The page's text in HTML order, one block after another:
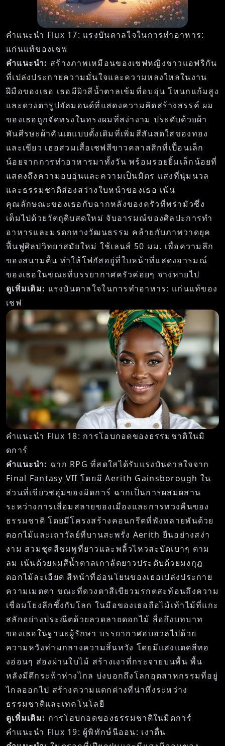
คำแนะนำ Flux 17: แรงบันดาลใจในการทำอาหาร:
แก่นแท้ของเชฟ
คำแนะนำ: สร้างภาพเหมือนของเชฟหญิงชาวแอฟริกัน
ที่เปล่งประกายความมั่นใจและความหลงใหลในงาน
ฝีมือของเธอ เธอมีผิวสีน้ำตาลเข้มที่อบอุ่น โหนกแก้มสูง
และดวงตารูปอัลมอนด์ที่แสดงความคิดสร้างสรรค์ ผม
ของเธอถูกจัดทรงในทรงผมที่สง่างาม ประดับด้วยผ้า
พันศีรษะผ้าคันเตแบบดั้งเดิมที่เพิ่มสีสันสดใสของทอง
และเขียว เธอสวมเสื้อเชฟสีขาวคลาสสิกที่เปื้อนเล็ก
น้อยจากการทำอาหารมาทั้งวัน พร้อมรอยยิ้มเล็กน้อยที่
แสดงถึงความอบอุ่นและความเป็นมิตร แสงที่นุ่มนวล
และธรรมชาติส่องสว่างใบหน้าของเธอ เน้น
คุณลักษณะของเธอกับฉากหลังของครัวที่พร่ามัวซึ่ง
เต็มไปด้วยวัตถุดิบสดใหม่ จับอารมณ์ของศิลปะการทำ
อาหารและมรดกทางวัฒนธรรม คล้ายกับภาพวาดยุค
ฟื้นฟูศิลปวิทยาสมัยใหม่ ใช้เลนส์ 50 มม. เพื่อความลึก
ของสนามตื้น ทำให้โฟกัสอยู่ที่ใบหน้าที่แสดงอารมณ์
ของเธอในขณะที่บรรยากาศครัวค่อยๆ จางหายไป
ดูเพิ่มเติม: แรงบันดาลใจในการทำอาหาร: แก่นแท้ของ
เชฟ
คำแนะนำ Flux 18: การโอบกอดของธรรมชาติในมิ
ดการ์
คำแนะนำ: ฉาก RPG ที่สดใสได้รับแรงบันดาลใจจาก
Final Fantasy VII โดยมี Aerith Gainsborough ใน
ส่วนที่เขียวชอุ่มของมิดการ์ ฉากเป็นการผสมผสาน
ระหว่างการเสื่อมสลายของเมืองและการทวงคืนของ
ธรรมชาติ โดยมีโครงสร้างคอนกรีตที่พังทลายพันด้วย
ดอกไม้และเถาวัลย์ที่บานสะพรั่ง Aerith ยืนอย่างสง่า
งาม สวมชุดสีชมพูที่ยาวและพลิ้วไหวสะบัดเบาๆ ตาม
ลม เน้นด้วยผมสีน้ำตาลเกาลัดยาวประดับด้วยมงกุฎ
ดอกไม้ละเอียด สีหน้าที่อ่อนโยนของเธอเปล่งประกาย
ความเมตตา ขณะที่ดวงตาสีเขียวมรกตสะท้อนถึงความ
เชื่อมโยงลึกซึ้งกับโลก ในมือของเธอถือไม้เท้าไม้ที่แกะ
สลักอย่างประณีตด้วยลวดลายดอกไม้ สื่อถึงบทบาท
ของเธอในฐานะผู้รักษา บรรยากาศอบอวลไปด้วย
ความหวังท่ามกลางความสิ้นหวัง โดยมีแสงแดดสีทอ
งอ่อนๆ ส่องผ่านใบไม้ สร้างเงาที่กระจายบนพื้น พื้น
หลังมีตึกระฟ้าห่างไกล บ่งบอกถึงโลกอุตสาหกรรมที่อยู่
ไกลออกไป สร้างความแตกต่างที่น่าทึ่งระหว่าง
ธรรมชาติและเทคโนโลยี
ดูเพิ่มเติม: การโอบกอดของธรรมชาติในมิดการ์
คำแนะนำ Flux 19: ผู้พิทักษ์นีออน: เงาตื่น